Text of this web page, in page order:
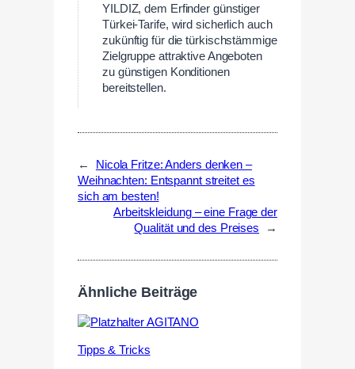
YILDIZ, dem Erfinder günstiger
Türkei-Tarife, wird sicherlich auch
zukünftig für die türkischstämmige
Zielgruppe attraktive Angeboten
zu günstigen Konditionen
bereitstellen.
←
Nicola Fritze: Anders denken –
Weihnachten: Entspannt streitet es
sich am besten!
Arbeitskleidung – eine Frage der
Qualität und des Preises
→
Ähnliche Beiträge
Tipps & Tricks